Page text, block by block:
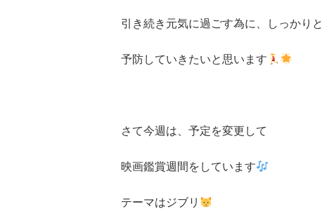
引き続き元気に過ごす為に、しっかりと
予防していきたいと思います
さて今週は、予定を変更して
映画鑑賞週間をしています
テーマはジブリ